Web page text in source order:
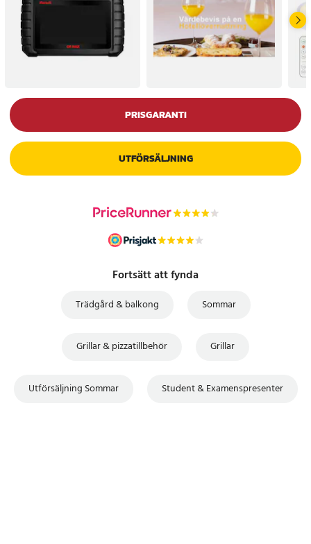
PRISGARANTI
UTFÖRSÄLJNING
Fortsätt att fynda
Trädgård & balkong Sommar
Grillar & pizzatillbehör Grillar
Utförsäljning Sommar Student & Examenspresenter